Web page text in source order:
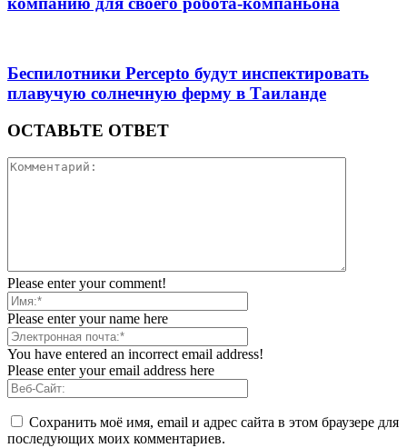
Беспилотники Percepto будут инспектировать
плавучую солнечную ферму в Таиланде
ОСТАВЬТЕ ОТВЕТ
Please enter your comment!
Please enter your name here
You have entered an incorrect email address!
Please enter your email address here
Сохранить моё имя, email и адрес сайта в этом браузере для
последующих моих комментариев.